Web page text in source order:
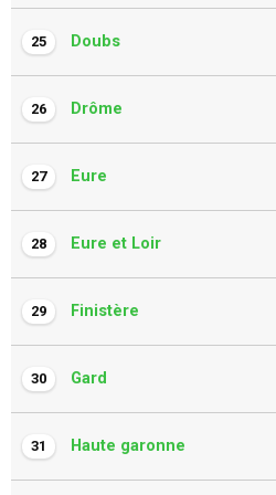
25 Doubs
26 Drôme
27 Eure
28 Eure et Loir
29 Finistère
30 Gard
31 Haute garonne